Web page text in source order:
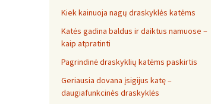
Kiek kainuoja nagų draskyklės katėms
Katės gadina baldus ir daiktus namuose –
kaip atpratinti
Pagrindinė draskyklių katėms paskirtis
Geriausia dovana įsigijus katę –
daugiafunkcinės draskyklės